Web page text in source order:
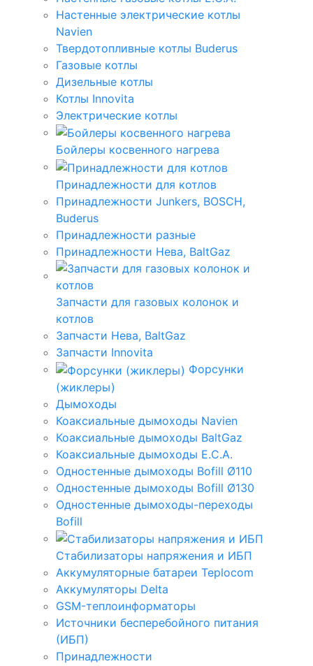
Настенные электрические котлы
Navien
Твердотопливные котлы Buderus
Газовые котлы
Дизельные котлы
Котлы Innovita
Электрические котлы
Бойлеры косвенного нагрева
Принадлежности для котлов
Принадлежности Junkers, BOSCH,
Buderus
Принадлежности разные
Принадлежности Нева, BaltGaz
Запчасти для газовых колонок и
котлов
Запчасти Нева, BaltGaz
Запчасти Innovita
Форсунки
(жиклеры)
Дымоходы
Коаксиальные дымоходы Navien
Коаксиальные дымоходы BaltGaz
Коаксиальные дымоходы E.C.A.
Одностенные дымоходы Bofill Ø110
Одностенные дымоходы Bofill Ø130
Одностенные дымоходы-переходы
Bofill
Стабилизаторы напряжения и ИБП
Аккумуляторные батареи Teplocom
Аккумуляторы Delta
GSM-теплоинформаторы
Источники бесперебойного питания
(ИБП)
Принадлежности